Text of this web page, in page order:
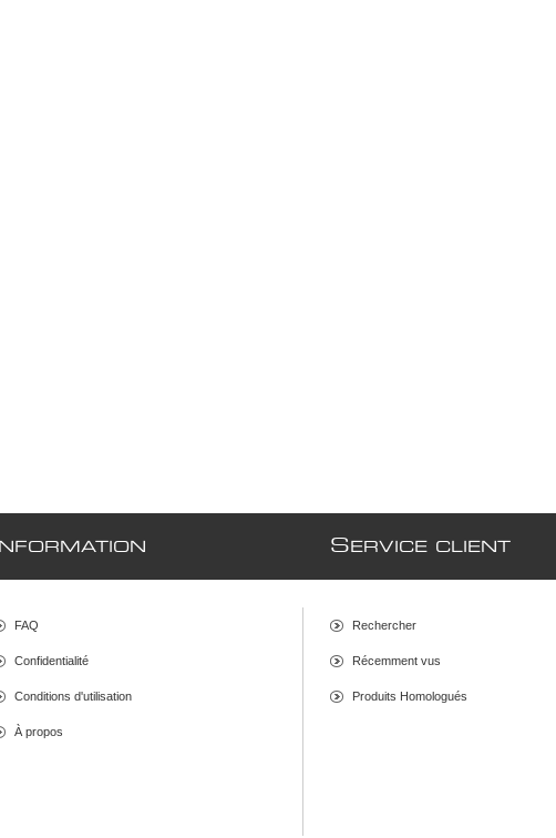
NFORMATION
FAQ
Confidentialité
Conditions d'utilisation
À propos
S ERVICE CLIENT
Rechercher
Récemment vus
Produits Homologués